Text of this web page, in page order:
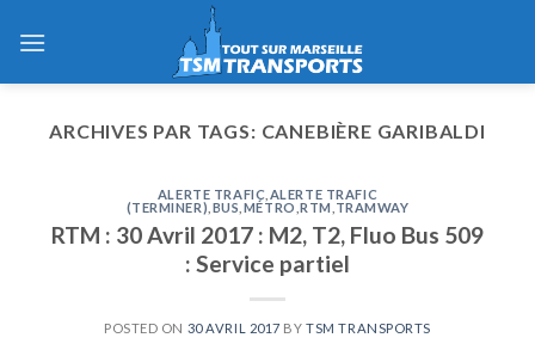
ARCHIVES PAR TAGS: CANEBIÈRE GARIBALDI
ALERTE TRAFIC ALERTE TRAFIC
(TERMINER) BUS MÉTRO ,RTM TRAMWAY
RTM : 30 Avril 2017 : M2, T2, Fluo Bus 509
: Service partiel
POSTED ON 30 AVRIL 2017 BYTSM TRANSPORTS